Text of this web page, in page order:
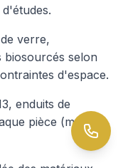
verre,
biosourcés selon
d'espace.
enduits de
pièce (mat,